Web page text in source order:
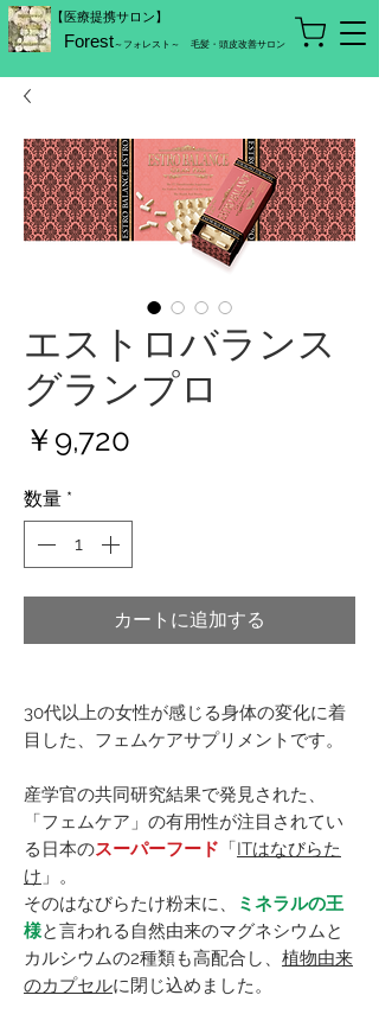
【医療提携サロン】
Forest ～フォレスト～ 毛髪・頭皮改善サロン
エストロバランス
グランプロ
￥9,720
数量 *
カートに追加する
30代以上の女性が感じる身体の変化に着
目した、フェムケアサプリメントです。
産学官の共同研究結果で発見された、
「フェムケア」の有用性が注目されてい
る日本のスーパーフード 「ITはなびらた
け 」。
そのはなびらたけ粉末に、
ミネラルの王
様と言われる自然由来のマグネシウムと
カルシウムの2種類も高配合し、 植物由来
のカプセルに閉じ込めました。